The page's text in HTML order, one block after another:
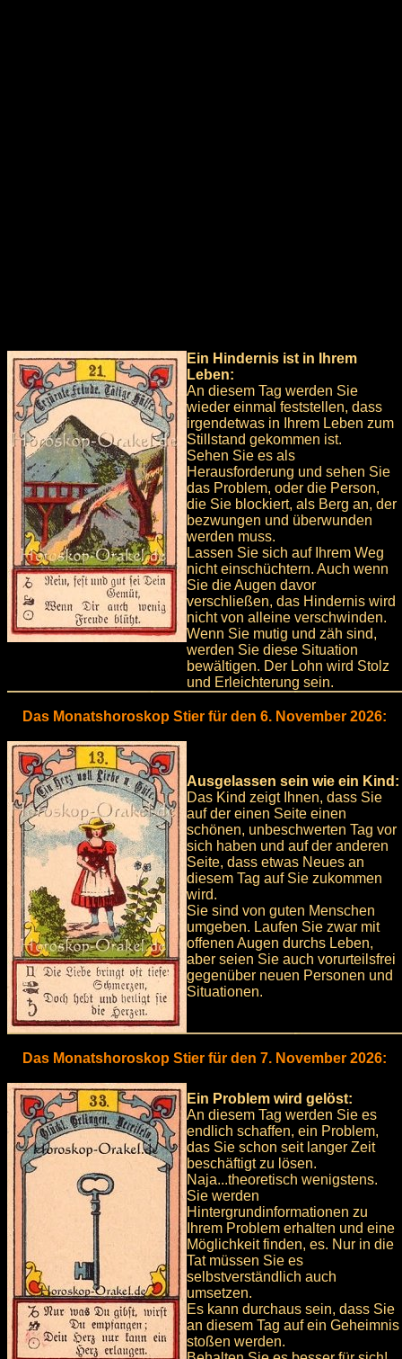
Ein Hindernis ist in Ihrem
Leben:
An diesem Tag werden Sie
wieder einmal feststellen, dass
irgendetwas in Ihrem Leben zum
Stillstand gekommen ist.
Sehen Sie es als
Herausforderung und sehen Sie
das Problem, oder die Person,
die Sie blockiert, als Berg an, der
bezwungen und überwunden
werden muss.
Lassen Sie sich auf Ihrem Weg
nicht einschüchtern. Auch wenn
Sie die Augen davor
verschließen, das Hindernis wird
nicht von alleine verschwinden.
Wenn Sie mutig und zäh sind,
werden Sie diese Situation
bewältigen. Der Lohn wird Stolz
und Erleichterung sein.
Das Monatshoroskop Stier für den 6. November 2026:
Ausgelassen sein wie ein Kind:
Das Kind zeigt Ihnen, dass Sie
auf der einen Seite einen
schönen, unbeschwerten Tag vor
sich haben und auf der anderen
Seite, dass etwas Neues an
diesem Tag auf Sie zukommen
wird.
Sie sind von guten Menschen
umgeben. Laufen Sie zwar mit
offenen Augen durchs Leben,
aber seien Sie auch vorurteilsfrei
gegenüber neuen Personen und
Situationen.
Das Monatshoroskop Stier für den 7. November 2026:
Ein Problem wird gelöst:
An diesem Tag werden Sie es
endlich schaffen, ein Problem,
das Sie schon seit langer Zeit
beschäftigt zu lösen.
Naja...theoretisch wenigstens.
Sie werden
Hintergrundinformationen zu
Ihrem Problem erhalten und eine
Möglichkeit finden, es. Nur in die
Tat müssen Sie es
selbstverständlich auch
umsetzen.
Es kann durchaus sein, dass Sie
an diesem Tag auf ein Geheimnis
stoßen werden.